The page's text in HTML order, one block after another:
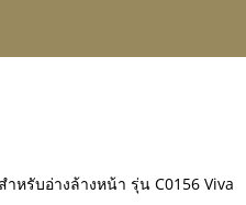
หรับอ่างล้างหน้า รุ่น C0156 Viva